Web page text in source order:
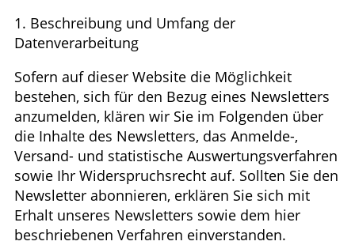
1. Beschreibung und Umfang der
Datenverarbeitung
Sofern auf dieser Website die Möglichkeit
bestehen, sich für den Bezug eines Newsletters
anzumelden, klären wir Sie im Folgenden über
die Inhalte des Newsletters, das Anmelde-,
Versand- und statistische Auswertungsverfahren
sowie Ihr Widerspruchsrecht auf. Sollten Sie den
Newsletter abonnieren, erklären Sie sich mit
Erhalt unseres Newsletters sowie dem hier
beschriebenen Verfahren einverstanden.